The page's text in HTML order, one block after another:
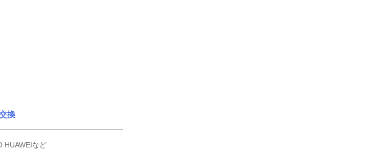
換
HUAWEIなど